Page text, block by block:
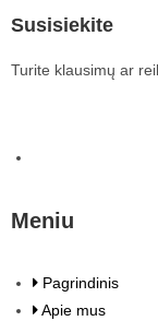
Susisiekite
Turite klausimų ar
Meniu
Pagrindinis
Apie mus